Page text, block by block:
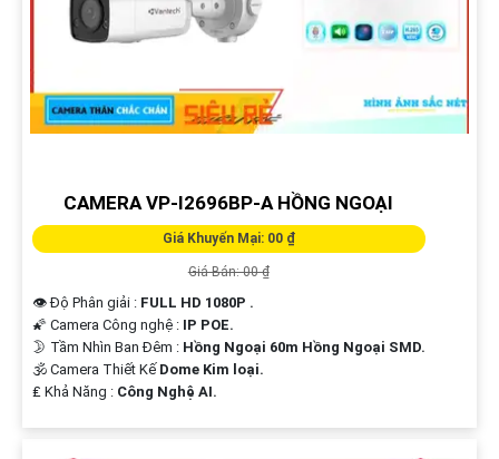
CAMERA VP-I2696BP-A HỒNG NGOẠI
Giá Khuyến Mại: 00 ₫
Giá Bán: 00 ₫
👁 Độ Phân giải : FULL HD 1080P .
🌠 Camera Công nghệ : IP POE.
🌛 Tầm Nhìn Ban Đêm : Hồng Ngoại 60m Hồng Ngoại SMD.
🕉️ Camera Thiết Kế Dome Kim loại.
️₤ Khả Năng : Công Nghệ AI.